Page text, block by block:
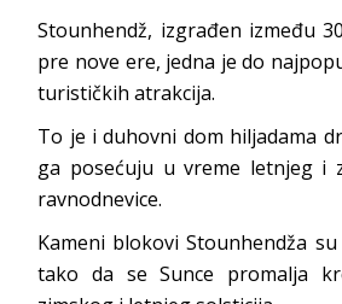
Stounhendž, izgrađen između
pre nove ere, jedna je do
turističkih atrakcija.
To je i duhovni dom hiljadama
ga posećuju u vreme letnjeg i
ravnodnevice.
Kameni blokovi Stounhendža
tako da se Sunce promalja